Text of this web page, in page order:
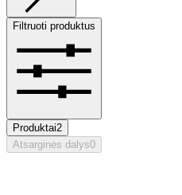
Filtruoti produktus
Produktai2
Atsarginės dalys0